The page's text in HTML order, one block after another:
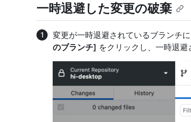
一時退避した変更の破棄
変更が一時退避されているブランチ
のブランチ] をクリックし、一時退避